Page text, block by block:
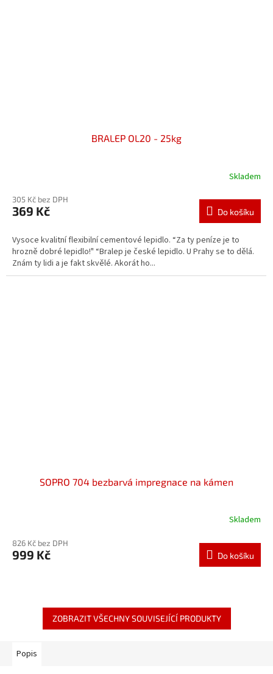
BRALEP OL20 - 25kg
Skladem
305 Kč bez DPH
369 Kč Do košíku
Vysoce kvalitní flexibilní cementové lepidlo. “Za ty peníze je to
hrozně dobré lepidlo!" “Bralep je české lepidlo. U Prahy se to dělá.
Znám ty lidi a je fakt skvělé. Akorát ho...
SOPRO 704 bezbarvá impregnace na kámen
Skladem
826 Kč bez DPH
999 Kč Do košíku
ZOBRAZIT VŠECHNY SOUVISEJÍCÍ PRODUKTY
Popis